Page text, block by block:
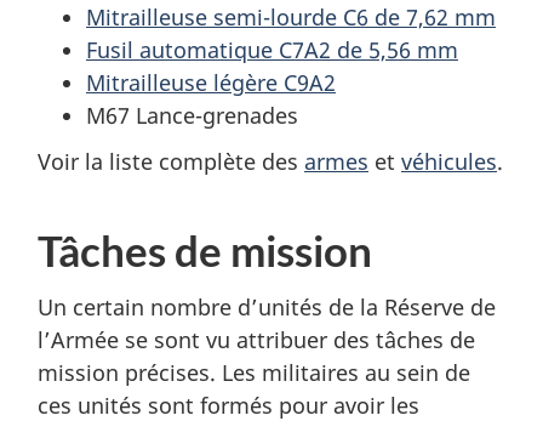
Mitrailleuse semi-lourde C6 de 7,62 mm
Fusil automatique C7A2 de 5,56 mm
Mitrailleuse légère C9A2
M67 Lance-grenades
Voir la liste complète des armes et véhicules.
Tâches de mission
Un certain nombre d’unités de la Réserve de
l’Armée se sont vu attribuer des tâches de
mission précises. Les militaires au sein de
ces unités sont formés pour avoir les